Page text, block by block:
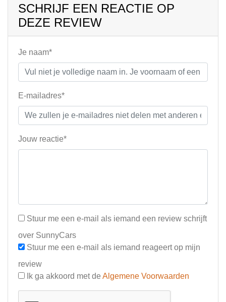
SCHRIJF EEN REACTIE OP
DEZE REVIEW
Je naam*
E-mailadres*
Jouw reactie*
Stuur me een e-mail als iemand een review schrijft
over SunnyCars
Stuur me een e-mail als iemand reageert op mijn
review
Ik ga akkoord met de Algemene Voorwaarden